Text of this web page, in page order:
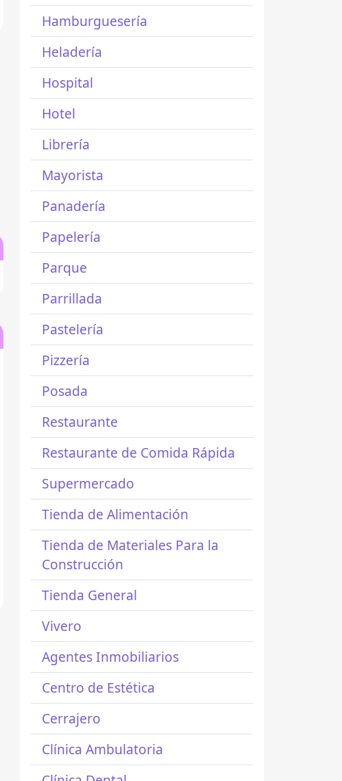
Hamburguesería
Heladería
Hospital
Hotel
Librería
Mayorista
Panadería
Papelería
Parque
Parrillada
Pastelería
Pizzería
Posada
Restaurante
Restaurante de Comida Rápida
Supermercado
Tienda de Alimentación
Tienda de Materiales Para la
Construcción
Tienda General
Vivero
Agentes Inmobiliarios
Centro de Estética
Cerrajero
Clínica Ambulatoria